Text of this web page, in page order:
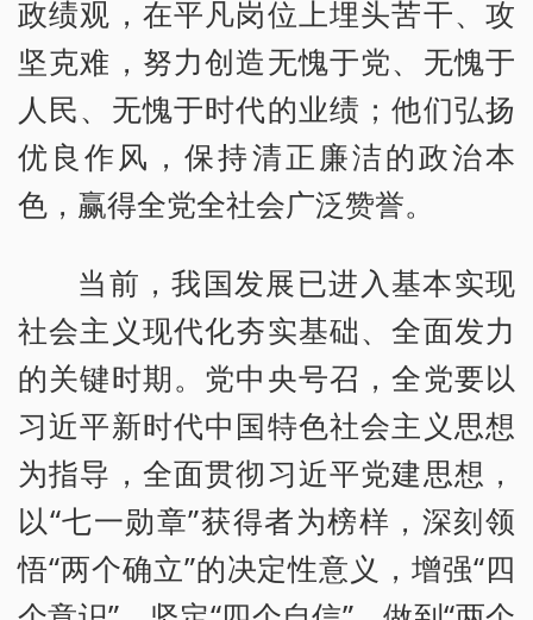
政绩观，在平凡岗位上埋头苦干、攻
坚克难，努力创造无愧于党、无愧于
人民、无愧于时代的业绩；他们弘扬
优良作风，保持清正廉洁的政治本
色，赢得全党全社会广泛赞誉。
当前，我国发展已进入基本实现
社会主义现代化夯实基础、全面发力
的关键时期。党中央号召，全党要以
习近平新时代中国特色社会主义思想
为指导，全面贯彻习近平党建思想，
以“七一勋章”获得者为榜样，深刻领
悟“两个确立”的决定性意义，增强“四